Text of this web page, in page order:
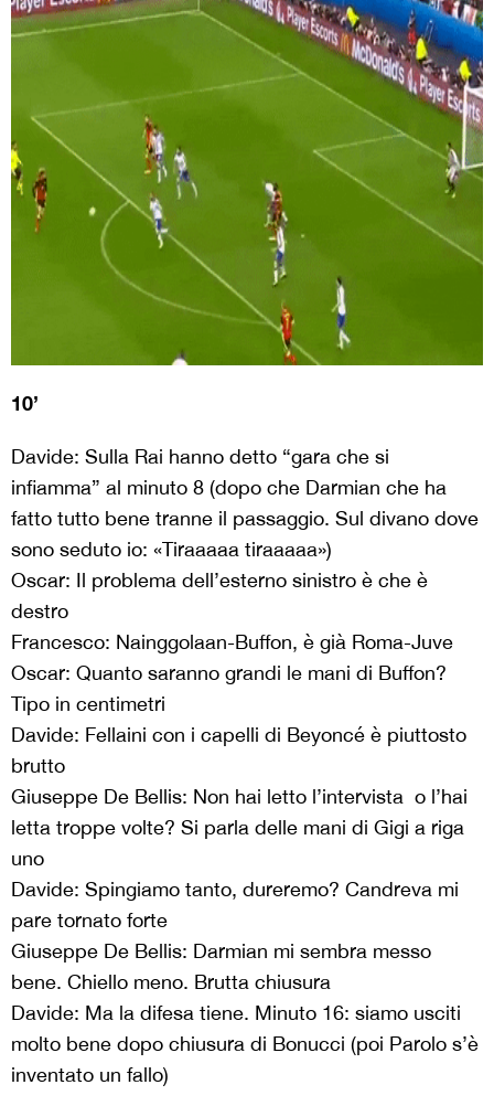
10’
Davide: Sulla Rai hanno detto “gara che si
infiamma” al minuto 8 (dopo che Darmian che ha
fatto tutto bene tranne il passaggio. Sul divano dove
sono seduto io: «Tiraaaaa tiraaaaa»)
Oscar: Il problema dell’esterno sinistro è che è
destro
Francesco: Nainggolaan-Buffon, è già Roma-Juve
Oscar: Quanto saranno grandi le mani di Buffon?
Tipo in centimetri
Davide: Fellaini con i capelli di Beyoncé è piuttosto
brutto
Giuseppe De Bellis: Non hai letto l’intervista o l’hai
letta troppe volte? Si parla delle mani di Gigi a riga
uno
Davide: Spingiamo tanto, dureremo? Candreva mi
pare tornato forte
Giuseppe De Bellis: Darmian mi sembra messo
bene. Chiello meno. Brutta chiusura
Davide: Ma la difesa tiene. Minuto 16: siamo usciti
molto bene dopo chiusura di Bonucci (poi Parolo s’è
inventato un fallo)